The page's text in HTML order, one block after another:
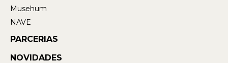
Musehum
NAVE
PARCERIAS
NOVIDADES